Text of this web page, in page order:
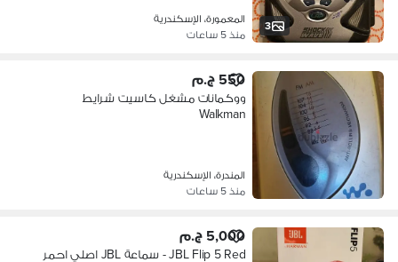
3
المعمورة، الإسكندرية
منذ 5 ساعات
550 ج.م
ووكمانات مشغل كاسيت شرايط
Walkman
المندرة، الإسكندرية
منذ 5 ساعات
5,000 ج.م
JBL Flip 5 Red - سماعة JBL اصلي احمر